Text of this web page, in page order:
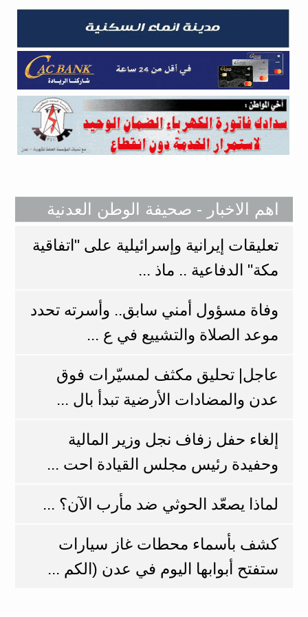
اهم الاخبار - صحيفة الوطن العدنية
تعليقات إيرانية وإسرائيلية على "اتفاقية
مكة" الدفاعية .. ماذ ...
وفاة مسؤول أمني سابق.. وأسرته تحدد
موعد الصلاة والتشييع في ع ...
عاجل| تحليق مكثف لمسيّرات فوق
عدن والمضادات الأرضية تبدأ بال ...
إلغاء حفل زفاف نجل وزير المالية
وحفيدة رئيس مجلس القيادة احت ...
لماذا يصعّد الحوثي ضد مأرب الآن؟ ...
كشف بأسماء محطات غاز سيارات
ستفتح أبوابها اليوم في عدن (الكم ...